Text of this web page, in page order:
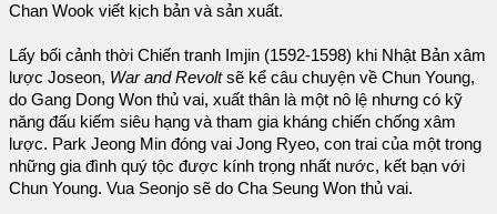
Chan Wook viết kịch bản và sản xuất.
Lấy bối cảnh thời Chiến tranh Imjin (1592-1598) khi Nhật Bản xâm
lược Joseon, War and Revoltsẽ kể câu chuyện về Chun Young,
do Gang Dong Won thủ vai, xuất thân là một nô lệ nhưng có kỹ
năng đấu kiếm siêu hạng và tham gia kháng chiến chống xâm
lược. Park Jeong Min đóng vai Jong Ryeo, con trai của một trong
những gia đình quý tộc được kính trọng nhất nước, kết bạn với
Chun Young. Vua Seonjo sẽ do Cha Seung Won thủ vai.